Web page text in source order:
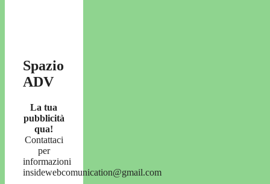
Spazio
ADV
La tua
pubblicità
qua!
Contattaci
per
informazioni
insidewebcomunication@gmail.com